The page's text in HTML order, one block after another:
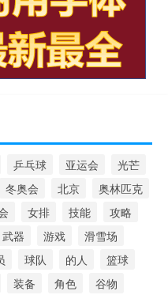
乒乓球 亚运会
光芒
冬奥会 北京
奥林匹克
女排 技能
攻略
武器 游戏
滑雪场
球队 的人
篮球
装备 角色
谷物